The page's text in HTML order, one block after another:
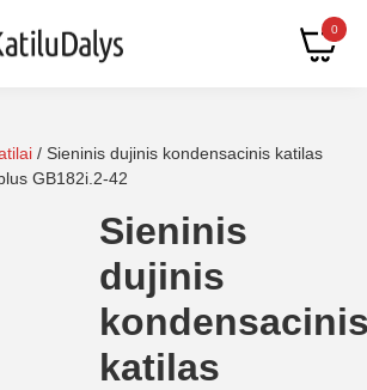
0
/ Sieninis dujinis kondensacinis katilas
GB182i.2-42
Sieninis
dujinis
katilas